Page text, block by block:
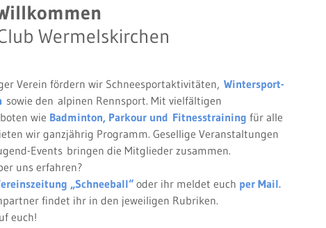
Wermelskirchen
Verein fördern wir Schneesportaktivitäten, Wintersport-
sowie den alpinen Rennsport. Mit vielfältigen
wie Badminton, Parkour und Fitnesstraining für alle
wir ganzjährig Programm. Gesellige Veranstaltungen
Events bringen die Mitglieder zusammen.
uns erfahren?
„Schneeball“ oder ihr meldet euch per Mail.
findet ihr in den jeweiligen Rubriken.
euch!